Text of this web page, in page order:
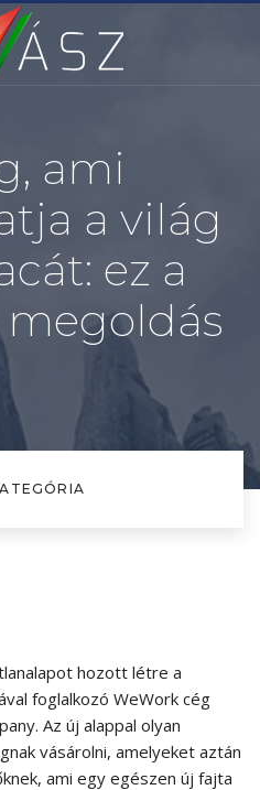
ami
a világ
ez a
hozott létre a
foglalkozó WeWork cég
Az új alappal olyan
vásárolni, amelyeket aztán
ami egy egészen új fajta